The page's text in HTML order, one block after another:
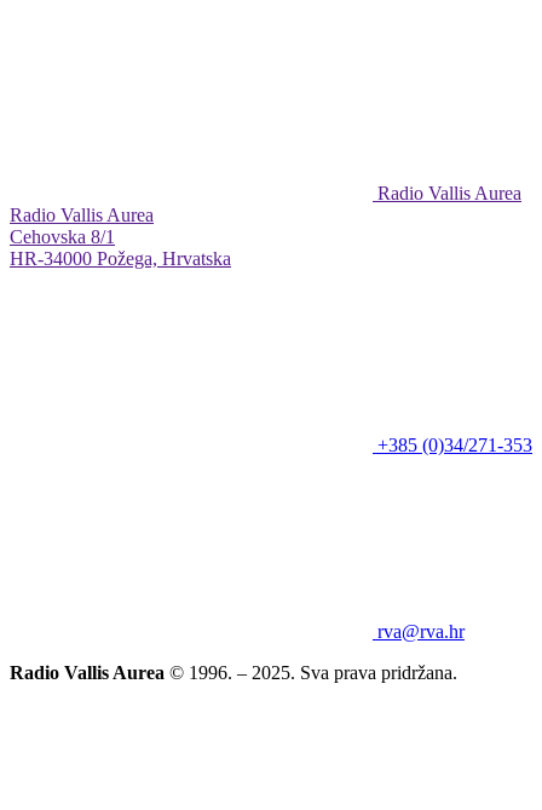
Radio Vallis Aurea
Radio Vallis Aurea
Cehovska 8/1
HR-34000 Požega, Hrvatska
+385 (0)34/271-353
rva@rva.hr
Radio Vallis Aurea © 1996. – 2025. Sva prava pridržana.